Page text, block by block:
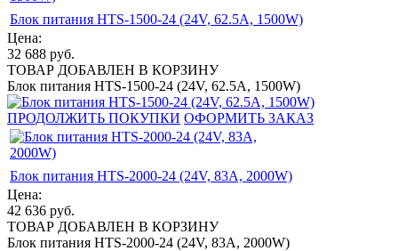
Блок питания HTS-1500-24 (24V, 62.5A, 1500W)
Цена:
32 688 руб.
ТОВАР ДОБАВЛЕН В КОРЗИНУ
Блок питания HTS-1500-24 (24V, 62.5A, 1500W)
ПРОДОЛЖИТЬ ПОКУПКИ ОФОРМИТЬ ЗАКАЗ
Блок питания HTS-2000-24 (24V, 83A, 2000W)
Цена:
42 636 руб.
ТОВАР ДОБАВЛЕН В КОРЗИНУ
Блок питания HTS-2000-24 (24V, 83A, 2000W)